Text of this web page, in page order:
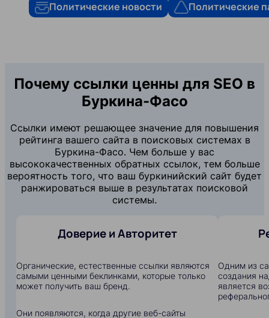
Политические новости Политические
Почему ссылки ценны для SEO в
Буркина-Фасо
Ссылки имеют решающее значение для повышения
рейтинга вашего сайта в поисковых системах в
Буркина-Фасо. Чем больше у вас
высококачественных обратных ссылок, тем больше
вероятность того, что ваш буркинийский сайт будет
ранжироваться выше в результатах поисковой
системы.
Доверие и Авторитет
Органические, естественные ссылки являются
самыми ценными беклинками, которые только
может получить ваш бренд.
Они появляются, когда другие веб-сайты
Одним из
создания
является